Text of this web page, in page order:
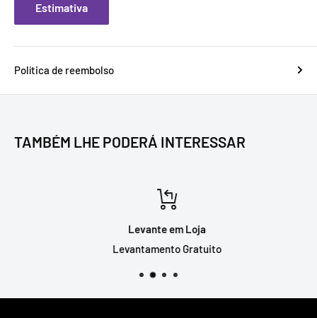
Estimativa
Política de reembolso
TAMBÉM LHE PODERÁ INTERESSAR
Levante em Loja
Levantamento Gratuito